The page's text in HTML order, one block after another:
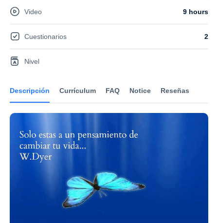
Descripción Currículum FAQ Notice Reseñas
Video 9 hours
Cuestionarios 2
Nivel